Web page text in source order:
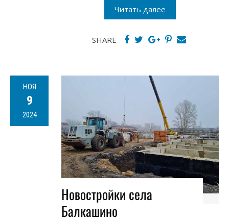
Читать далее
SHARE
НОЯ
9
2024
Новостройки села
Балкашино